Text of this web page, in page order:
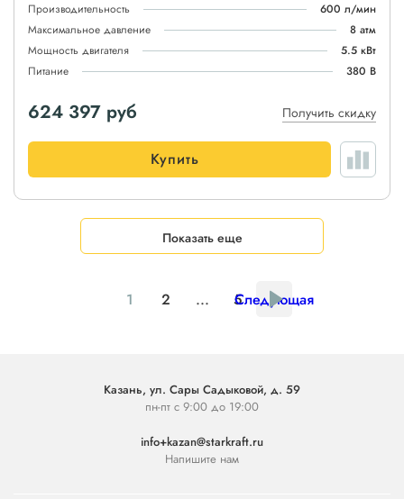
Производительность
600 л/мин
Максимальное давление
8 атм
Мощность двигателя
5.5 кВт
Питание
380 В
624 397 руб Получить скидку
Купить
Показать еще
1 2 ... 5
Следующая
Казань, ул. Сары Садыковой, д. 59
пн-пт с 9:00 до 19:00
info+kazan@starkraft.ru
Напишите нам